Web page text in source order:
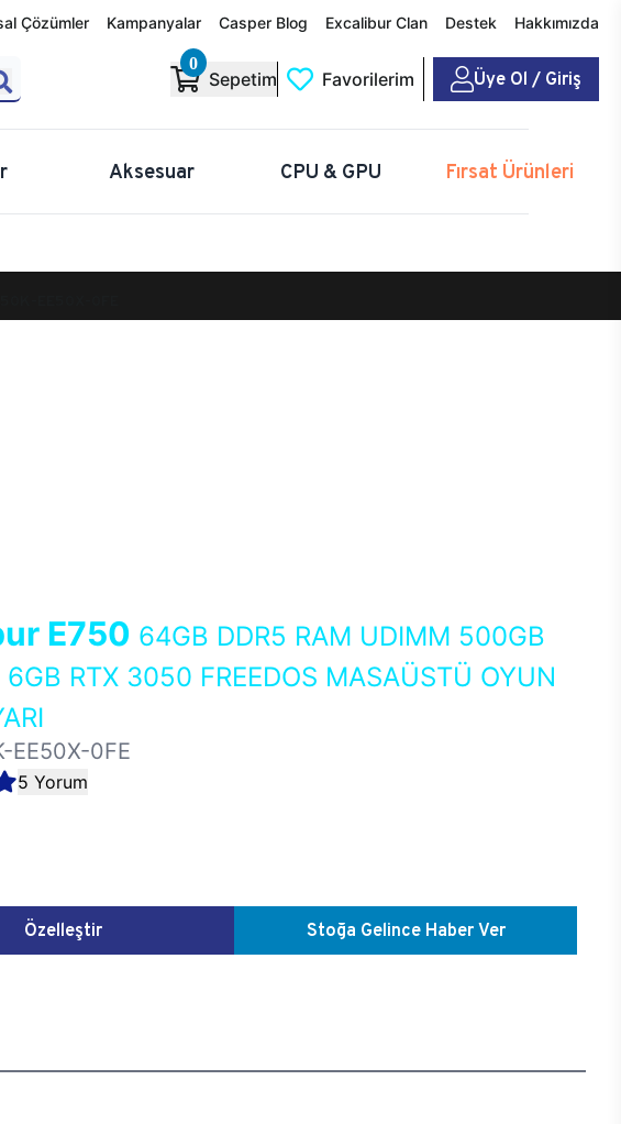
Çözümler Kampanyalar Casper Blog Excalibur Clan Destek Hakkımızda
0
Sepetim Favorilerim Üye Ol / Giriş
Aksesuar CPU & GPU Fırsat Ürünleri
E750 64GB DDR5 RAM UDIMM 500GB
RTX 3050 FREEDOS MASAÜSTÜ OYUN
EE50X-0FE
5 Yorum
Özelleştir Stoğa Gelince Haber Ver